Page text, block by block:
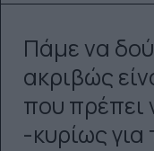
Πάμε να
ακριβώς
που πρέπει
-κυρίως για